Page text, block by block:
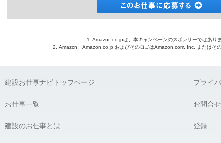
1. Amazon.co.jpは、本キャンペーンのスポンサーではあり
2. Amazon、Amazon.co.jp およびそのロゴはAmazon.com, Inc. またはそ
建設お仕事ナビトップページ
お仕事一覧
建設のお仕事とは
プライ
お問合せ
登録